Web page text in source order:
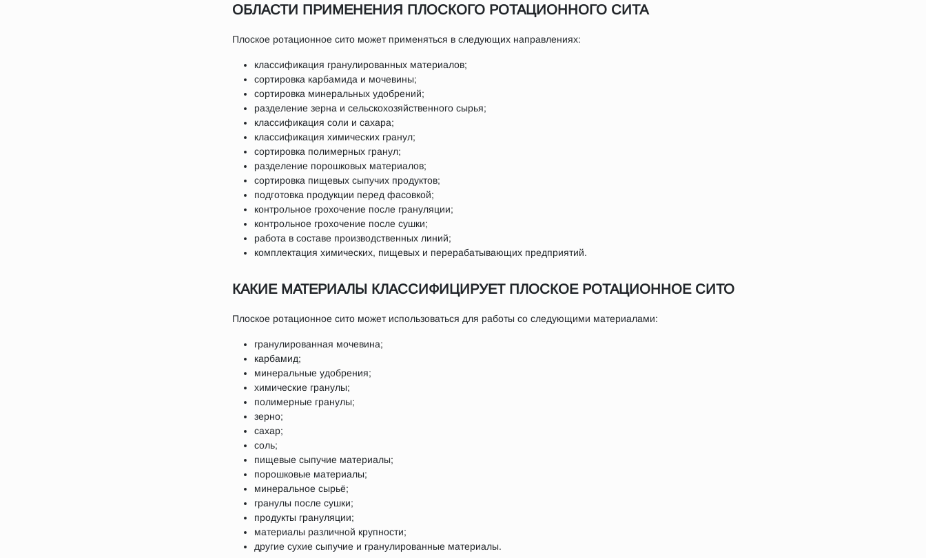
ОБЛАСТИ ПРИМЕНЕНИЯ ПЛОСКОГО РОТАЦИОННОГО СИТА
Плоское ротационное сито может применяться в следующих направлениях:
классификация гранулированных материалов;
сортировка карбамида и мочевины;
сортировка минеральных удобрений;
разделение зерна и сельскохозяйственного сырья;
классификация соли и сахара;
классификация химических гранул;
сортировка полимерных гранул;
разделение порошковых материалов;
сортировка пищевых сыпучих продуктов;
подготовка продукции перед фасовкой;
контрольное грохочение после грануляции;
контрольное грохочение после сушки;
работа в составе производственных линий;
комплектация химических, пищевых и перерабатывающих предприятий.
КАКИЕ МАТЕРИАЛЫ КЛАССИФИЦИРУЕТ ПЛОСКОЕ РОТАЦИОННОЕ СИТО
Плоское ротационное сито может использоваться для работы со следующими материалами:
гранулированная мочевина;
карбамид;
минеральные удобрения;
химические гранулы;
полимерные гранулы;
зерно;
сахар;
соль;
пищевые сыпучие материалы;
порошковые материалы;
минеральное сырьё;
гранулы после сушки;
продукты грануляции;
материалы различной крупности;
другие сухие сыпучие и гранулированные материалы.